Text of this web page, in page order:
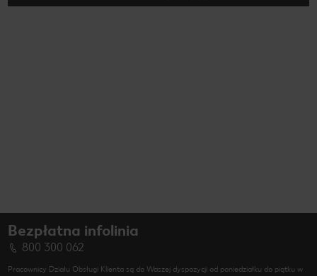
Bezpłatna infolinia
800 300 062
Pracownicy Działu Obsługi Klienta są do Waszej dyspozycji od poniedziałku do piątku w